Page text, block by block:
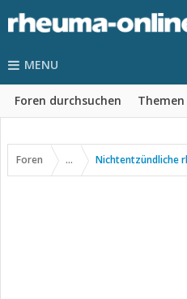
MENU
Foren durchsuchen
Foren ... Nichtentzündliche